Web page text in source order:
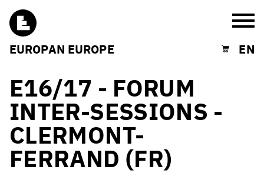
EUROPAN EUROPE Shopping cart
EN
E16/17 - FORUM
INTER-SESSIONS -
CLERMONT-
FERRAND (FR)